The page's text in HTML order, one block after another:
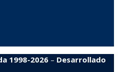
1998-2026 – Desarrollado